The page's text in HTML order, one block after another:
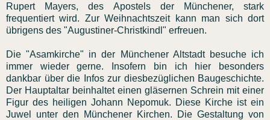
Rupert Mayers, des Apostels der Münchener, stark
frequentiert wird. Zur Weihnachtszeit kann man sich dort
übrigens des "Augustiner-Christkindl" erfreuen.
Die "Asamkirche" in der Münchener Altstadt besuche ich
immer wieder gerne. Insofern bin ich hier besonders
dankbar über die Infos zur diesbezüglichen Baugeschichte.
Der Hauptaltar beinhaltet einen gläsernen Schrein mit einer
Figur des heiligen Johann Nepomuk. Diese Kirche ist ein
Juwel unter den Münchener Kirchen. Die Gestaltung von